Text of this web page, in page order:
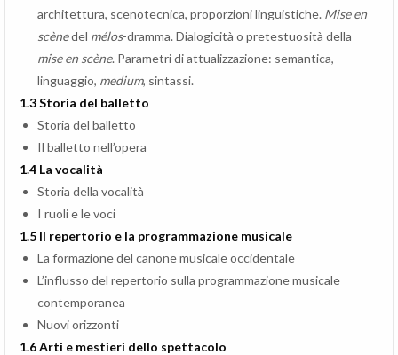
architettura, scenotecnica, proporzioni linguistiche. Mise en
scènedel mélos-dramma. Dialogicità o pretestuosità della
mise en scène. Parametri di attualizzazione: semantica,
linguaggio, medium, sintassi.
1.3 Storia del balletto
Storia del balletto
Il balletto nell’opera
1.4 La vocalità
Storia della vocalità
I ruoli e le voci
1.5 Il repertorio e la programmazione musicale
La formazione del canone musicale occidentale
L’influsso del repertorio sulla programmazione musicale
contemporanea
Nuovi orizzonti
1.6 Arti e mestieri dello spettacolo